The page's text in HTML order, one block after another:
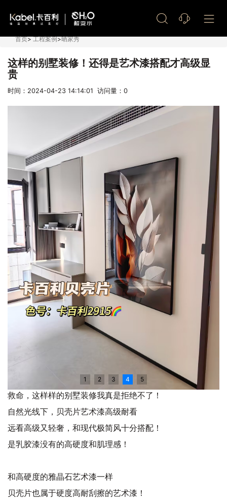
首页>工程案例>晒家秀
这样的别墅装修！还得是艺术漆搭配才高级显
贵
时间：2024-04-23 14:14:01 访问量： 0
1 2 3 4 5
救命，这样样的别墅装修我真是拒绝不了！
自然光线下，贝壳片艺术漆高级耐看
远看高级又轻奢，和现代极简风十分搭配！
是乳胶漆没有的高硬度和肌理感！
和高硬度的雅晶石艺术漆一样
贝壳片也属于硬度高耐刮擦的艺术漆！